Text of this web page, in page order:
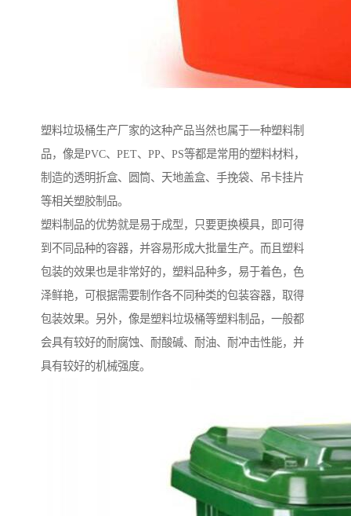
塑料垃圾桶生产厂家的这种产品当然也属于一种塑料制
品，像是PVC、PET、PP、PS等都是常用的塑料材料，
制造的透明折盒、圆筒、天地盖盒、手挽袋、吊卡挂片
等相关塑胶制品。
塑料制品的优势就是易于成型，只要更换模具，即可得
到不同品种的容器，并容易形成大批量生产。而且塑料
包装的效果也是非常好的，塑料品种多，易于着色，色
泽鲜艳，可根据需要制作各不同种类的包装容器，取得
包装效果。另外，像是塑料垃圾桶等塑料制品，一般都
会具有较好的耐腐蚀、耐酸碱、耐油、耐冲击性能，并
具有较好的机械强度。